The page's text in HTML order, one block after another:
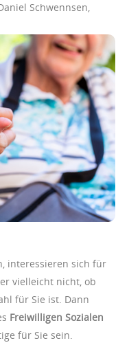
Schwennsen,
interessieren sich für
vielleicht nicht, ob
für Sie ist. Dann
Freiwilligen Sozialen
für Sie sein.